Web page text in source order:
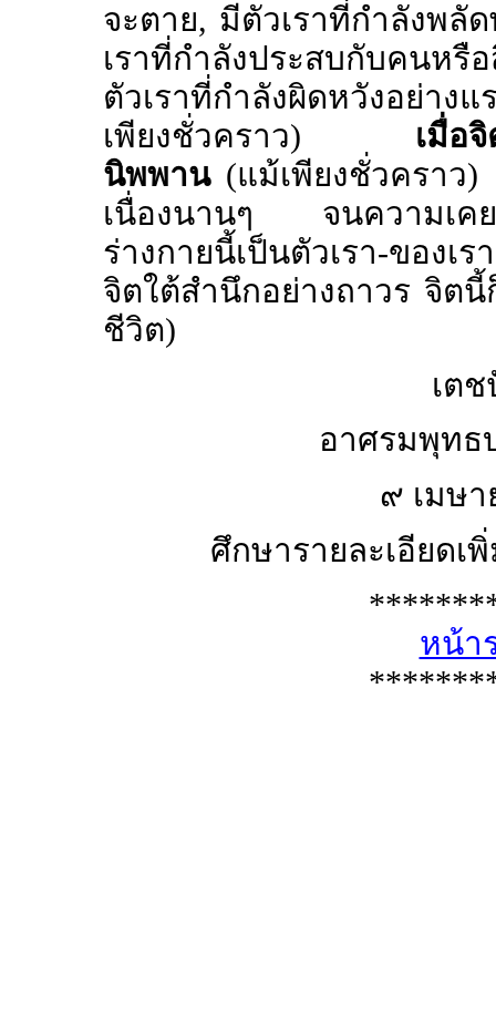
จะตาย, มีตัวเราที่กำลังพลั
เราที่กำลังประสบกับคนหรื
ตัวเราที่กำลังผิดหวังอย่า
เพียงชั่วคราว) เมื่อ
นิพพาน(แม้เพียงชั่วคราว)
เนื่องนานๆ จนความเคย
ร่างกายนี้เป็นตัวเรา-ขอ
จิตใต้สำนึกอย่างถาวร จิต
ชีวิต)
เต
อาศรมพุทธ
๙ เมษ
ศึกษารายละเอียดเ
หน้า